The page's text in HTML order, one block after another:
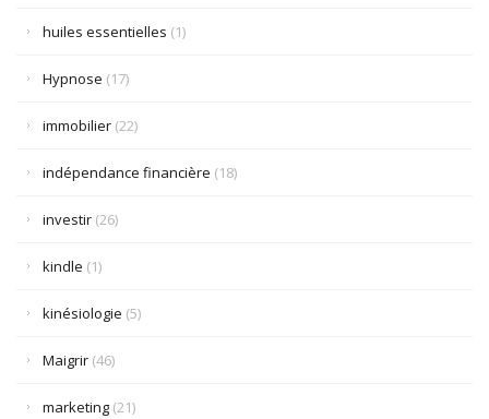
huiles essentielles (1)
Hypnose (17)
immobilier (22)
indépendance financière (18)
investir (26)
kindle (1)
kinésiologie (5)
Maigrir (46)
marketing (21)